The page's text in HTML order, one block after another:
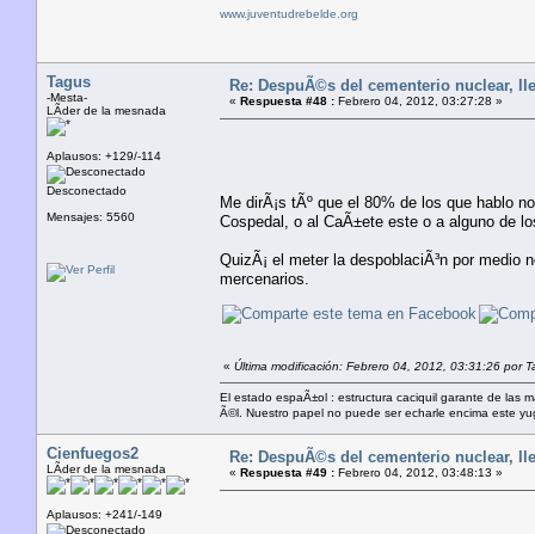
www.juventudrebelde.org
Tagus
-Mesta-
LÃ­der de la mesnada
Aplausos: +129/-114
Desconectado
Mensajes: 5560
Re: DespuÃ©s del cementerio nuclear,
« Respuesta #48 : Febrero 04, 2012, 03:27:28 »
Me dirÃ¡s tÃº que el 80% de los que hablo
Cospedal, o al CaÃ±ete este o a alguno de
QuizÃ¡ el meter la despoblaciÃ³n por
mercenarios.
« Última modificación: Febrero 04, 2012, 03:31:26 por
El estado espaÃ±ol : estructura caciquil garante de las
Ã©l. Nuestro papel no puede ser echarle encima este
Cienfuegos2
LÃ­der de la mesnada
Aplausos: +241/-149
Re: DespuÃ©s del cementerio nuclear,
« Respuesta #49 : Febrero 04, 2012, 03:48:13 »